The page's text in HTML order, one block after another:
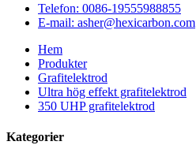
Telefon: 0086-19555988855
E-mail: asher@hexicarbon.com
Hem
Produkter
Grafitelektrod
Ultra hög effekt grafitelektrod
350 UHP grafitelektrod
Kategorier